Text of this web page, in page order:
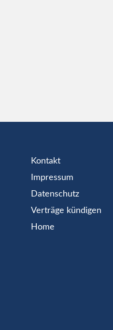
Kontakt
Impressum
Datenschutz
Verträge kündigen
Home